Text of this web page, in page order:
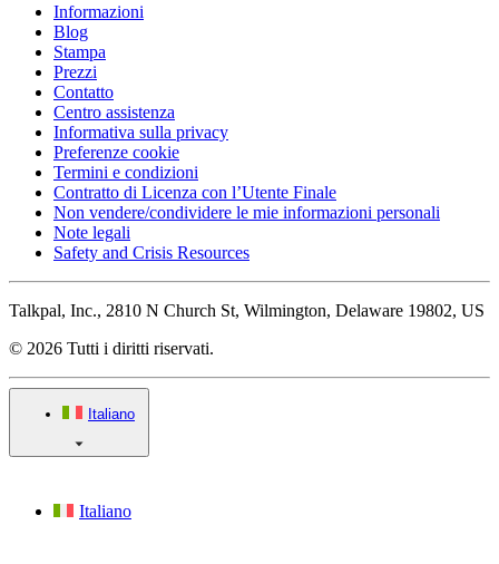
Informazioni
Blog
Stampa
Prezzi
Contatto
Centro assistenza
Informativa sulla privacy
Preferenze cookie
Termini e condizioni
Contratto di Licenza con l’Utente Finale
Non vendere/condividere le mie informazioni personali
Note legali
Safety and Crisis Resources
Talkpal, Inc., 2810 N Church St, Wilmington, Delaware 19802, US
© 2026 Tutti i diritti riservati.
Italiano
Italiano